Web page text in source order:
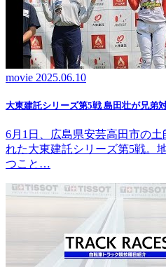
movie 2025.06.10
大東建託シリーズ第5戦 島田壮が兄弟
6月1日、広島県安芸高田市の
れた大東建託シリーズ第5戦。
つこと…